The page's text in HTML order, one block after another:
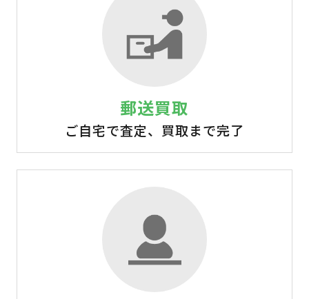
郵送買取
ご自宅で査定、買取まで完了